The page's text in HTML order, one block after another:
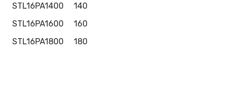
STL16PA1400
140
STL16PA1600
160
STL16PA1800
180